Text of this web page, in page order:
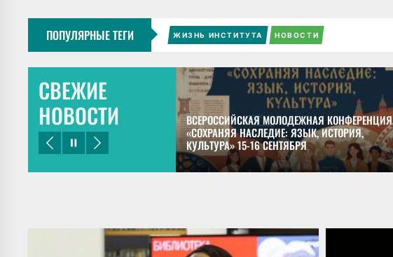
ПОПУЛЯРНЫЕ ТЕГИ ЖИЗНЬ ИНСТИТУТА НОВОСТИ
СВЕЖИЕ
НОВОСТИ
ПРЕДСТАВИЛ ДОКЛАДЫ НА
КОНГРЕССЕ МАЙЯНИСТОВ В
ВСЕРОССИЙСКАЯ МОЛОДЕЖНАЯ КОНФЕРЕНЦИЯ
«СОХРАНЯЯ НАСЛЕДИЕ: ЯЗЫК, ИСТОРИЯ,
КУЛЬТУРА» 15-16 СЕНТЯБРЯ